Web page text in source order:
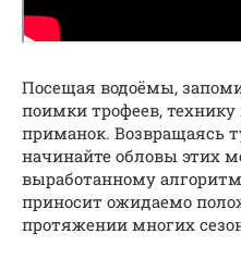
Посещая водоёмы,
поимки трофеев,
приманок. Возвращаясь
начинайте обловы этих
выработанному
приносит ожидаемо
протяжении многих